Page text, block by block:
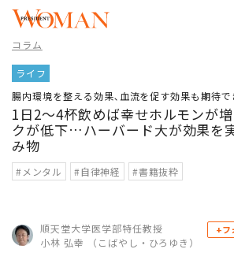
コラム
ライフ
腸内環境を整える効果､血流を促す効果も期待
1日2～4杯飲めば幸せホルモンが
クが低下…ハーバード大が効果を
み物
#メンタル #自律神経 #書籍抜粋
順天堂大学医学部特任教授
小林 弘幸 （こばやし・ひろゆき）
+フ